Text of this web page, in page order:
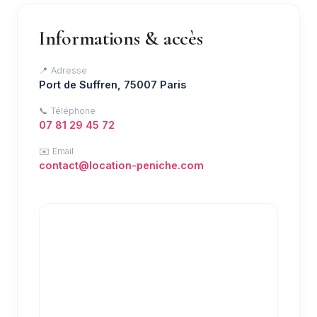
Informations & accès
📍 Adresse
Port de Suffren, 75007 Paris
📞 Téléphone
07 81 29 45 72
✉️ Email
contact@location-peniche.com